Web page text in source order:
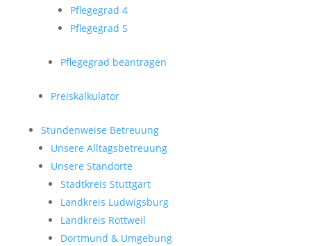
Pflegegrad 4
Pflegegrad 5
Pflegegrad beantragen
Preiskalkulator
Stundenweise Betreuung
Unsere Alltagsbetreuung
Unsere Standorte
Stadtkreis Stuttgart
Landkreis Ludwigsburg
Landkreis Rottweil
Dortmund & Umgebung